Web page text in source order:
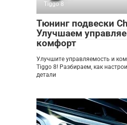
Tiggo 8
Тюнинг подвески
Улучшаем
комфорт
Улучшите управляемость и
Tiggo 8! Разбираем, как
детали